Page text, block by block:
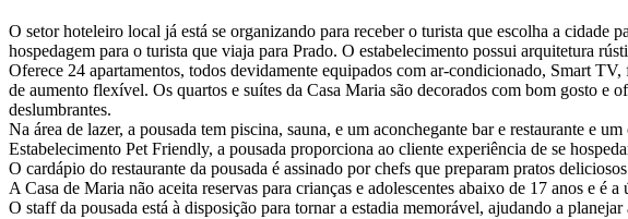
O setor hoteleiro local já está se organizando para receber o turista que escolha a cidade
hospedagem para o turista que viaja para Prado. O estabelecimento possui arquitetura
Oferece 24 apartamentos, todos devidamente equipados com ar-condicionado, Smart
de aumento flexível. Os quartos e suítes da Casa Maria são decorados com bom gosto
deslumbrantes.
Na área de lazer, a pousada tem piscina, sauna, e um aconchegante bar e restaurante e
Estabelecimento Pet Friendly, a pousada proporciona ao cliente experiência de se
O cardápio do restaurante da pousada é assinado por chefs que preparam pratos
A Casa de Maria não aceita reservas para crianças e adolescentes abaixo de 17 anos e
O staff da pousada está à disposição para tornar a estadia memorável, ajudando a